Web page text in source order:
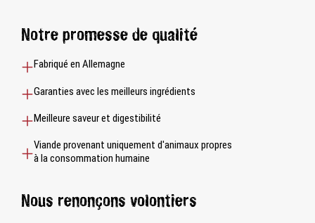
Notre promesse de qualité
Fabriqué en Allemagne
Garanties avec les meilleurs ingrédients
Meilleure saveur et digestibilité
Viande provenant uniquement d'animaux propres
à la consommation humaine
Nous renonçons volontiers